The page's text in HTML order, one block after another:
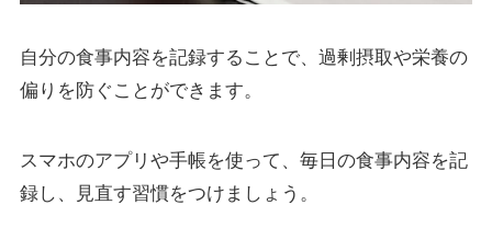
自分の食事内容を記録することで、過剰摂取や栄養の
偏りを防ぐことができます。
スマホのアプリや手帳を使って、毎日の食事内容を記
録し、見直す習慣をつけましょう。